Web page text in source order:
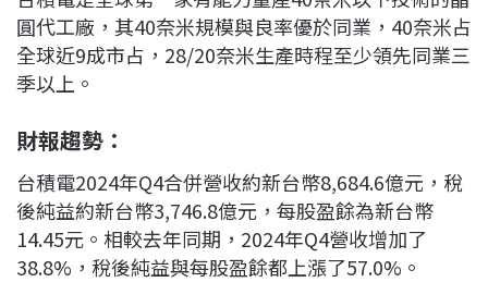
圓代工廠，其40奈米規模與良率優於同業，40奈米占
全球近9成市占，28/20奈米生產時程至少領先同業三
季以上。
財報趨勢：
台積電2024年Q4合併營收約新台幣8,684.6億元，稅
後純益約新台幣3,746.8億元，每股盈餘為新台幣
14.45元。相較去年同期，2024年Q4營收增加了
38.8%，稅後純益與每股盈餘都上漲了57.0%。